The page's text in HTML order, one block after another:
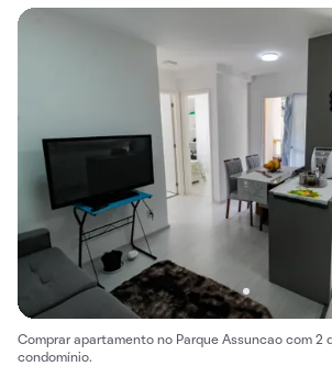
Comprar apartamento no Parque Assuncao com 2
condomínio.